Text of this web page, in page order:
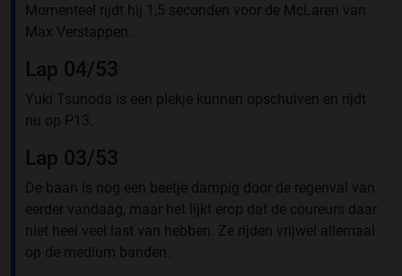
Momenteel rijdt hij 1,5 seconden voor de McLaren van
Max Verstappen.
Lap 04/53
Yuki Tsunoda is een plekje kunnen opschuiven en rijdt
nu op P13.
Lap 03/53
De baan is nog een beetje dampig door de regenval van
eerder vandaag, maar het lijkt erop dat de coureurs daar
niet heel veel last van hebben. Ze rijden vrijwel allemaal
op de medium banden.